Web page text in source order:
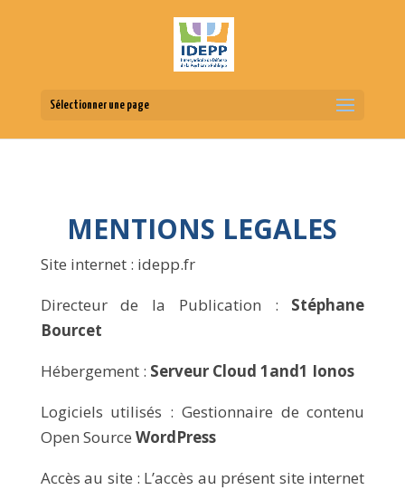
Sélectionner une page
MENTIONS LEGALES
Site internet : idepp.fr
Directeur de la Publication : Stéphane
Bourcet
Hébergement : Serveur Cloud 1and1 Ionos
Logiciels utilisés : Gestionnaire de contenu
Open Source WordPress
Accès au site : L’accès au présent site internet